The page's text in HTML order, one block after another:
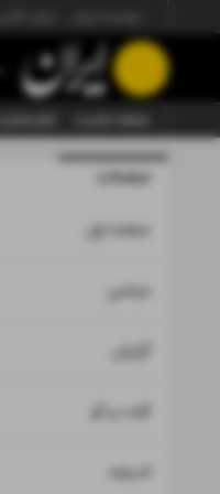
صفحات
صفحه اول
سیاسی
گزارش
گفت و گو
اندیشه